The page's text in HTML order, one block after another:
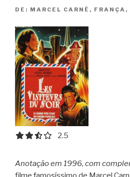
DE: MARCEL CARNÉ,
2.5 out of 5.0 stars
2.5
Anotação em 1996, com